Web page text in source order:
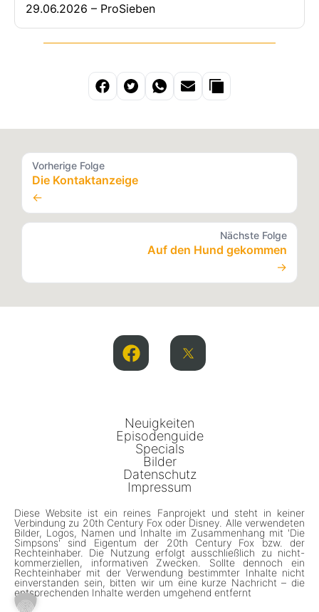
29.06.2026 – ProSieben
Vorherige Folge
Die Kontaktanzeige
←
Nächste Folge
Auf den Hund gekommen
→
Neuigkeiten
Episodenguide
Specials
Bilder
Datenschutz
Impressum
Diese Website ist ein reines Fanprojekt und steht in keiner
Verbindung zu 20th Century Fox oder Disney. Alle verwendeten
Bilder, Logos, Namen und Inhalte im Zusammenhang mit 'Die
Simpsons' sind Eigentum der 20th Century Fox bzw. der
Rechteinhaber. Die Nutzung erfolgt ausschließlich zu nicht-
kommerziellen, informativen Zwecken. Sollte dennoch ein
Rechteinhaber mit der Verwendung bestimmter Inhalte nicht
einverstanden sein, bitten wir um eine kurze Nachricht – die
entsprechenden Inhalte werden umgehend entfernt